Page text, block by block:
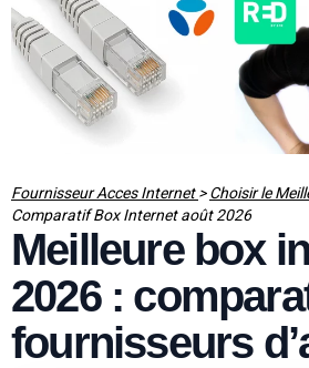
Fournisseur Acces Internet >Choisir le
Comparatif Box Internet août 2026
Meilleure box
2026 :
fournisseurs